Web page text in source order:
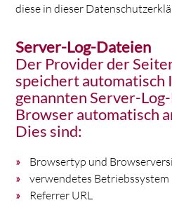
diese in dieser
Server-Log-Dateien
Der Provider der
speichert automatisch
genannten Server-
Browser automatisch
Dies sind:
Browsertyp und
verwendetes Betriebssystem
Referrer URL